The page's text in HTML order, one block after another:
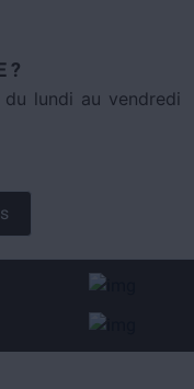
?
lundi au vendredi